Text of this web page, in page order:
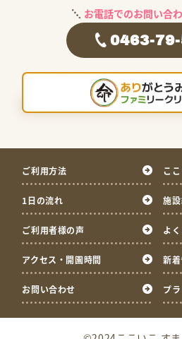
お電話でのお問い合
0463-
ご利用方法 こ
1日の流れ 施
ご利用者様の声 よ
アクセス・開園時間 新
お問い合わせ プ